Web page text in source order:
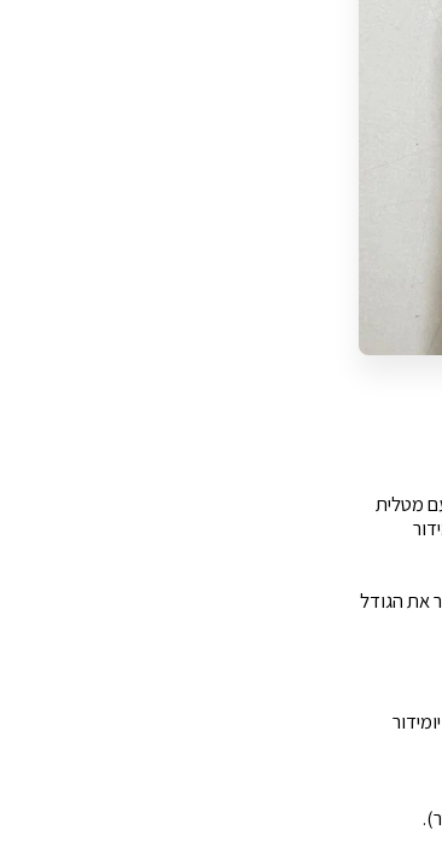
מטלית
את הגודל
40 עד 60 גרם על כל 25 סיגרים יומידור